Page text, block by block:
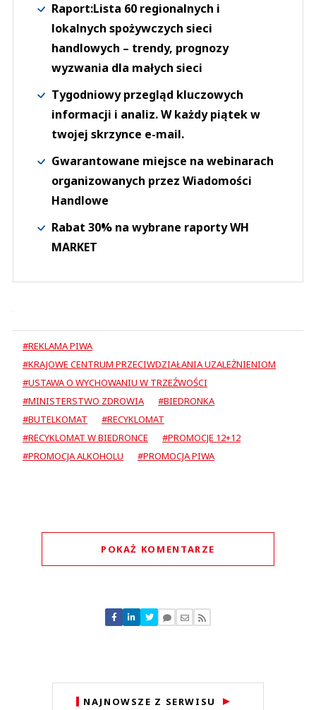
Raport:Lista 60 regionalnych i
lokalnych spożywczych sieci
handlowych – trendy, prognozy
wyzwania dla małych sieci
Tygodniowy przegląd kluczowych
informacji i analiz. W każdy piątek w
twojej skrzynce e-mail.
Gwarantowane miejsce na webinarach
organizowanych przez Wiadomości
Handlowe
Rabat 30% na wybrane raporty WH
MARKET
#REKLAMA PIWA
#KRAJOWE CENTRUM PRZECIWDZIAŁANIA UZALEŻNIENIOM
#USTAWA O WYCHOWANIU W TRZEŹWOŚCI
#MINISTERSTWO ZDROWIA
#BIEDRONKA
#BUTELKOMAT
#RECYKLOMAT
#RECYKLOMAT W BIEDRONCE
#PROMOCJE 12+12
#PROMOCJA ALKOHOLU
#PROMOCJA PIWA
POKAŻ KOMENTARZE
This comment was minimized by the moderator on the site
NAJNOWSZE Z SERWISU